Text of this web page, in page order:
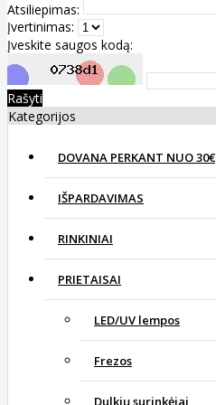
Atsiliepimas:
Įvertinimas:
Įveskite saugos kodą:
Rašyti
Kategorijos
DOVANA PERKANT NUO 30€
IŠPARDAVIMAS
RINKINIAI
PRIETAISAI
LED/UV lempos
Frezos
Dulkių surinkėjai